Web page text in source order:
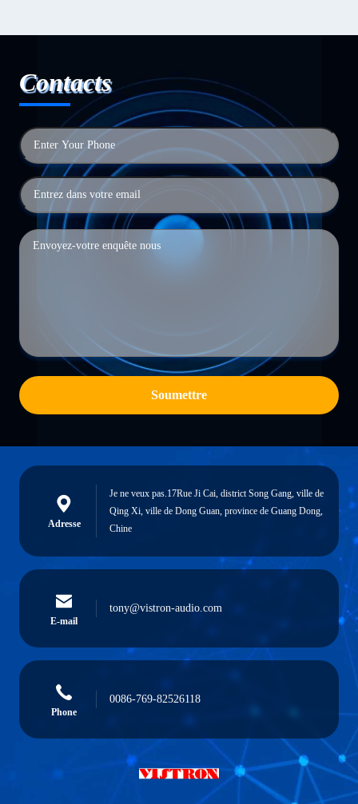
Contacts
Soumettre
Adresse
Je ne veux pas.17Rue Ji Cai, district Song Gang, ville de
Qing Xi, ville de Dong Guan, province de Guang Dong,
Chine
E-mail
tony@vistron-audio.com
Phone
0086-769-82526118